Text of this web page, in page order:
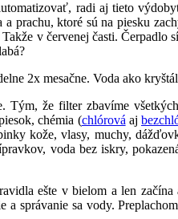
radi aj tieto
prachu, ktoré sú na piesku
v červenej časti.
2x mesačne. Voda ako
Tým, že filter zbavíme
chémia (chlórová aj
kože, vlasy, muchy,
voda bez iskry,
ešte v bielom a len
správanie sa vody.